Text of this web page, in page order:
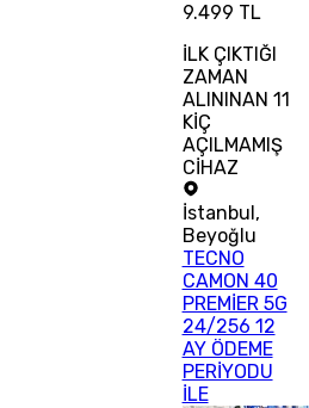
9.499 TL
İLK ÇIKTIĞI
ZAMAN
ALININAN 11
KİÇ
AÇILMAMIŞ
CİHAZ
İstanbul ,
Beyoğlu
TECNO
CAMON 40
PREMİER 5G
24/256 12
AY ÖDEME
PERİYODU
İLE